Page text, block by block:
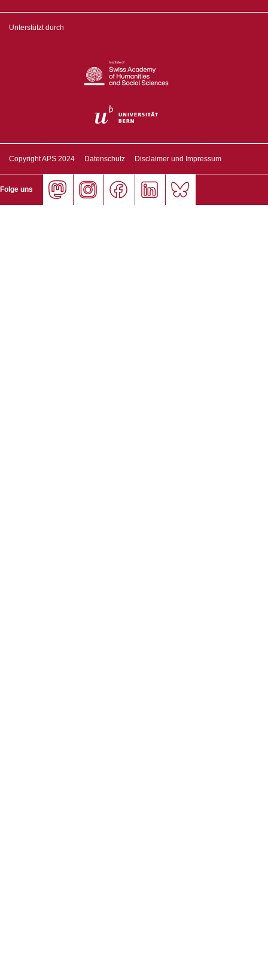
Unterstützt durch
Copyright APS 2024 Datenschutz Disclaimer und Impressum
Folge uns